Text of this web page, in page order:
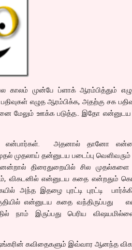
காலம் முன்பே ப்ளாக் ஆரம்பித்தும்
எழுத ஆரம்பிக்க, அதற்கு சக
மேலும் ஊக்க படுத்த.. இதோ என்னுடய
என்பார்கள். அதனால் தானோ
முதலாய் தன்னுடய படைப்பு
திரைதுறையில் சில
விகடனில் என்னுடய கதை என்றதும்
இதழை புரட்டி புரட்டி
என்னுடய கதை வந்திருப்பது
நாம் இருப்பது பெரிய
கவிதைகளும் இவ்வார ஆனந்த